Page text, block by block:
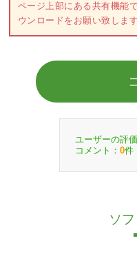
ページ上部にある共有機能
ウンロードをお願い致します
ユーザーの評
コメント： 0件
ソ